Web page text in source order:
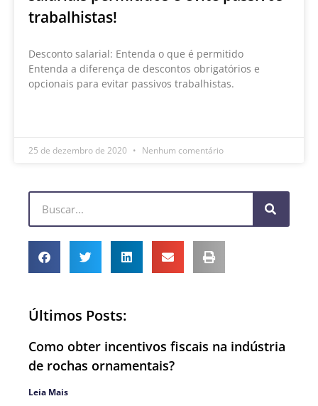
trabalhistas!
Desconto salarial: Entenda o que é permitido
Entenda a diferença de descontos obrigatórios e
opcionais para evitar passivos trabalhistas.
25 de dezembro de 2020 Nenhum comentário
Últimos Posts:
Como obter incentivos fiscais na indústria
de rochas ornamentais?
Leia Mais